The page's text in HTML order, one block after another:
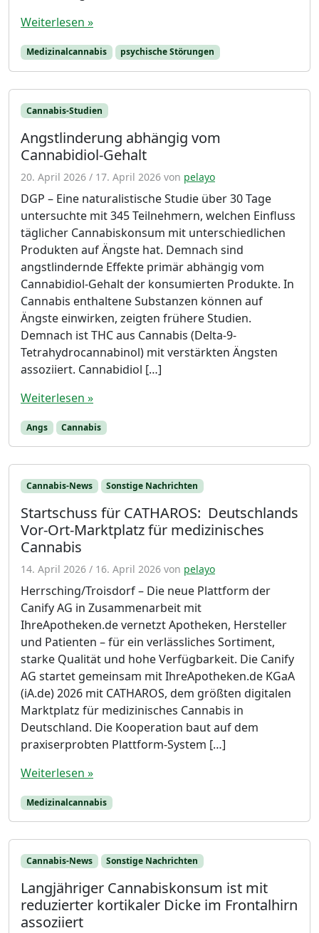
Weiterlesen »
Medizinalcannabis psychische Störungen
Cannabis-Studien
Angstlinderung abhängig vom
Cannabidiol-Gehalt
20. April 2026 / 17. April 2026 von pelayo
DGP – Eine naturalistische Studie über 30 Tage
untersuchte mit 345 Teilnehmern, welchen Einfluss
täglicher Cannabiskonsum mit unterschiedlichen
Produkten auf Ängste hat. Demnach sind
angstlindernde Effekte primär abhängig vom
Cannabidiol-Gehalt der konsumierten Produkte. In
Cannabis enthaltene Substanzen können auf
Ängste einwirken, zeigten frühere Studien.
Demnach ist THC aus Cannabis (Delta-9-
Tetrahydrocannabinol) mit verstärkten Ängsten
assoziiert. Cannabidiol […]
Weiterlesen »
Angs Cannabis
Cannabis-News Sonstige Nachrichten
Startschuss für CATHAROS: Deutschlands
Vor-Ort-Marktplatz für medizinisches
Cannabis
14. April 2026 / 16. April 2026 von pelayo
Herrsching/Troisdorf – Die neue Plattform der
Canify AG in Zusammenarbeit mit
IhreApotheken.de vernetzt Apotheken, Hersteller
und Patienten – für ein verlässliches Sortiment,
starke Qualität und hohe Verfügbarkeit. Die Canify
AG startet gemeinsam mit IhreApotheken.de KGaA
(iA.de) 2026 mit CATHAROS, dem größten digitalen
Marktplatz für medizinisches Cannabis in
Deutschland. Die Kooperation baut auf dem
praxiserprobten Plattform-System […]
Weiterlesen »
Medizinalcannabis
Cannabis-News Sonstige Nachrichten
Langjähriger Cannabiskonsum ist mit
reduzierter kortikaler Dicke im Frontalhirn
assoziiert